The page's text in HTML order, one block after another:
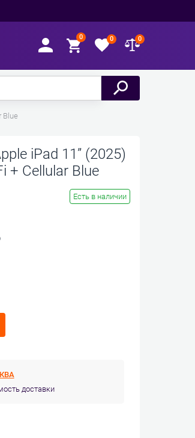
0 0 0
Blue
iPad 11” (2025)
+ Cellular Blue
Есть в наличии
доставки